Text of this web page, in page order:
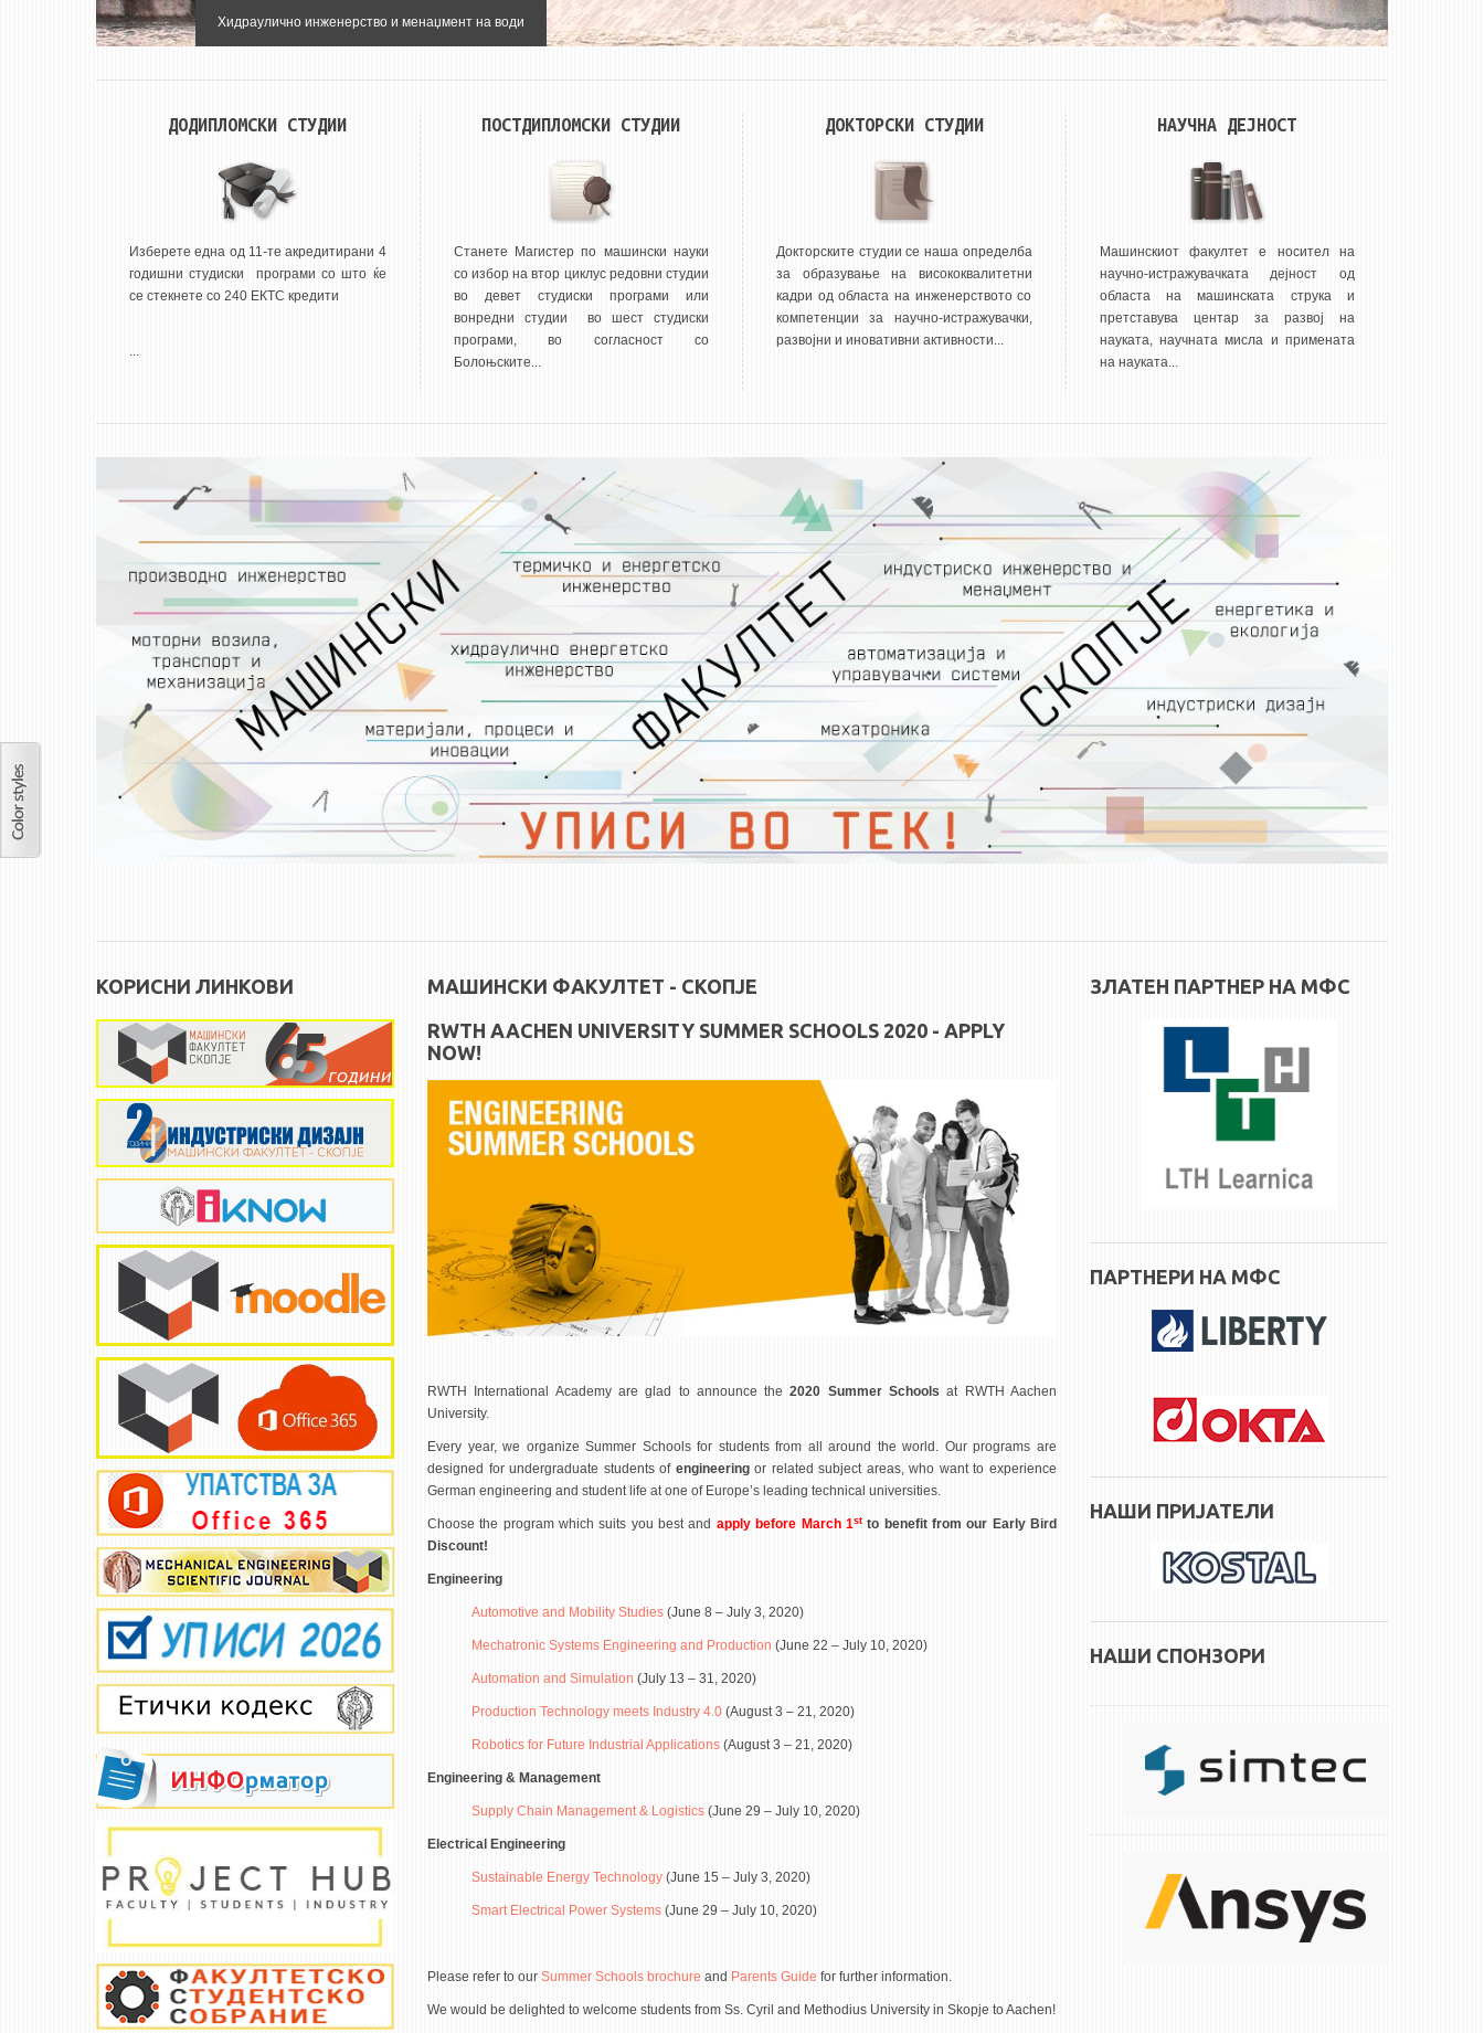
Индустриско инженерство и менаџмент
ДОДИПЛОМСКИ СТУДИИ
Изберете една од 11-те акредитирани 4
годишни студиски програми со што ќе
се стекнете со 240 ЕКТС кредити
...
ПОСТДИПЛОМСКИ СТУДИИ
Станете Магистер по машински науки
со избор на втор циклус редовни студии
во девет студиски програми или
вонредни студии во шест студиски
програми, во согласност со
Болоњските...
ДОКТОРСКИ СТУДИИ
Докторските студии се наша определба
за образување на висококвалитетни
кадри од областа на инженерството со
компетенции за научно-истражувачки,
развојни и иновативни активности...
НАУЧНА ДЕЈНОСТ
Машинскиот факултет е носител на
научно-истражувачката дејност од
областа на машинската струка и
претставува центар за развој на
науката, научната мисла и примената
на науката...
КОРИСНИ ЛИНКОВИ
МАШИНСКИ ФАКУЛТЕТ - СКОПЈЕ
RWTH AACHEN UNIVERSITY SUMMER SCHOOLS 2020 - APPLY
NOW!
RWTH International Academy are glad to announce the2020 Summer Schools at RWTH Aachen
University.
Every year, we organize Summer Schools for students from all around the world. Our programs are
designed for undergraduate students of engineeringor related subject areas, who want to experience
German engineering and student life at one of Europe’s leading technical universities.
Choose the program which suits you best and applybefore March 1st to benefit from our Early Bird
Discount!
Engineering
Automotive and Mobility Studies (June 8 – July 3, 2020)
Mechatronic Systems Engineering and Production (June 22 – July 10, 2020)
Automation and Simulation (July 13 – 31, 2020)
Production Technology meets Industry 4.0 (August 3 – 21, 2020)
Robotics for Future Industrial Applications (August 3 – 21, 2020)
Engineering & Management
Supply Chain Management & Logistics (June 29 – July 10, 2020)
Electrical Engineering
Sustainable Energy Technology (June 15 – July 3, 2020)
Smart Electrical Power Systems (June 29 – July 10, 2020)
Please refer to our Summer Schools brochure and Parents Guide for further information.
We would be delighted to welcome students from Ss. Cyril and Methodius University in Skopje to Aachen!
ЗЛАТЕН ПАРТНЕР НА МФС
ПАРТНЕРИ НА МФС
НАШИ ПРИЈАТЕЛИ
НАШИ СПОНЗОРИ